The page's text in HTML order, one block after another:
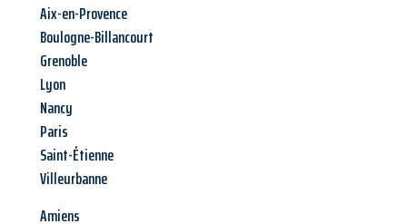
Aix-en-Provence
Boulogne-Billancourt
Grenoble
Lyon
Nancy
Paris
Saint-Étienne
Villeurbanne
Amiens